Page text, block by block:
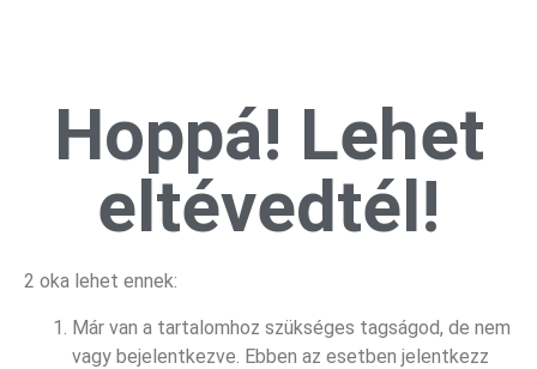
Hoppá! Lehet
eltévedtél!
2 oka lehet ennek:
Már van a tartalomhoz szükséges tagságod, de nem
vagy bejelentkezve. Ebben az esetben jelentkezz